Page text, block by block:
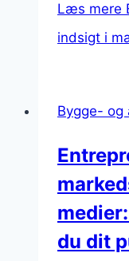
Læs mere
indsigt i
Bygge-
du dit